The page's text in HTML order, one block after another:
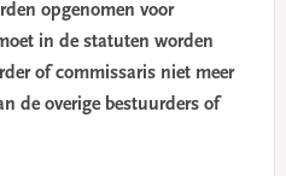
opgenomen voor
in de statuten worden
of commissaris niet meer
de overige bestuurders of